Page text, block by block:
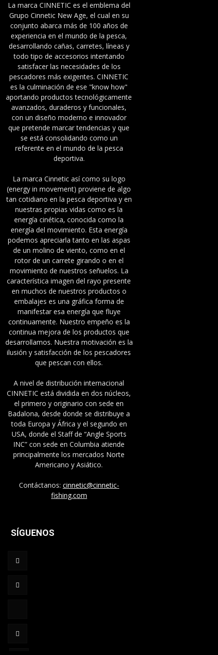
La marca CINNETIC es el emblema del
Grupo Cinnetic New Age, el cual en su
conjunto abarca más de 100 años de
experiencia en el mundo de la pesca,
desarrollando cañas, carretes, líneas y
todo tipo de accesorios intentando
satisfacer las necesidades de los
pescadores más exigentes. CINNETIC
es la culminación de ese "know how"
aportando productos tecnológicamente
avanzados, duraderos y funcionales,
con un diseño moderno e innovador
que pretende marcar tendencias y que
se está consolidando como un
referente en el mundo de la pesca
deportiva.
La marca Cinnetic así como su logo
(energy in movement) proviene de algo
tan cotidiano en la pesca deportiva y en
nuestras propias vidas como es la
energía cinética, conocida como la
energía del movimiento. Esta energía
podemos apreciarla tanto en las aspas
de un molino de viento, como en el
rotor de un carrete girando o en el
movimiento de nuestros señuelos. La
característica imagen del rayo presente
en muchos de nuestros productos o
embalajes es una gráfica forma de
manifestar esa energía que fluye
continuamente. Nuestro empeño es la
continua mejora de los productos que
desarrollamos. Nuestra motivación es la
ilusión y satisfacción de los pescadores
que pescan con ellos.
A nivel de distribución internacional
CINNETIC está dividida en dos núcleos,
el primero y originario con sede en
Badalona, desde donde se distribuye a
toda Europa y África y el segundo en
USA, donde el Staff de “Angle Sports
INC” con sede en Columbia atiende
principalmente los mercados Norte
Americano y Asiático.
Contáctanos: cinnetic@cinnetic-
fishing.com
SÍGUENOS